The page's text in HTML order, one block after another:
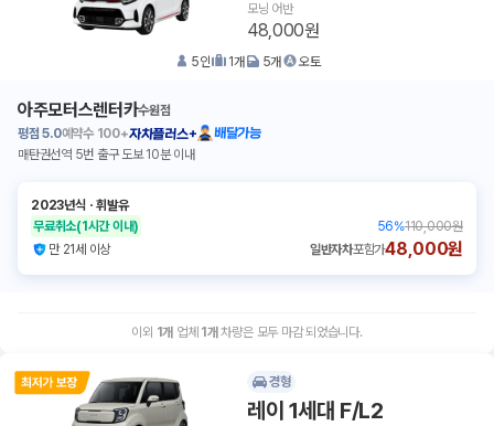
모닝 어반
48,000원
5인 1개 5개 오토
아주모터스렌터카수원점
평점 5.0예약수 100+자차플러스+
배달가능
매탄권선역 5번 출구 도보 10분 이내
2023년식 ㆍ휘발유
무료취소(1시간 이내) 56%110,000원
만 21세 이상
일반자차포함가48,000원
이외 1개 업체 1 개 차량은 모두 마감 되었습니다.
경형
레이 1세대 F/L2